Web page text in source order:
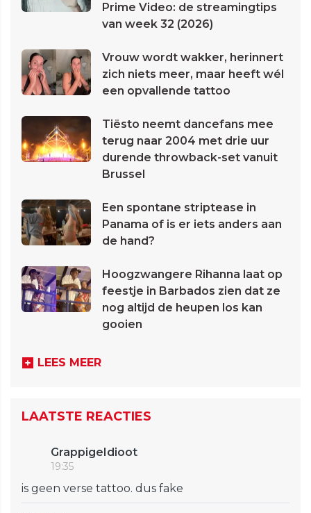
Prime Video: de streamingtips
van week 32 (2026)
Vrouw wordt wakker, herinnert
zich niets meer, maar heeft wél
een opvallende tattoo
Tiësto neemt dancefans mee
terug naar 2004 met drie uur
durende throwback-set vanuit
Brussel
Een spontane striptease in
Panama of is er iets anders aan
de hand?
Hoogzwangere Rihanna laat op
feestje in Barbados zien dat ze
nog altijd de heupen los kan
gooien
LEES MEER
LAATSTE REACTIES
GrappigeIdioot
19:35
is geen verse tattoo. dus fake